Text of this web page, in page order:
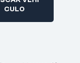
CULO